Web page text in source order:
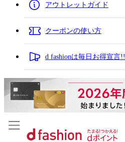
アウトレットガイド
クーポンの使い方
d fashionは毎日お得宣言!!